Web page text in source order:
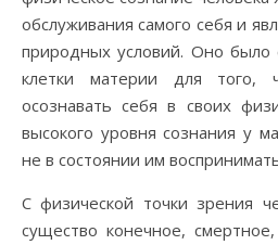
обслуживания самого себя и
природных условий. Оно
клетки материи для того,
осознавать себя в своих
высокого уровня сознания у
не в состоянии им
С физической точки зрения
существо конечное,